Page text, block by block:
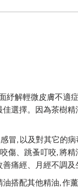
解輕微皮膚不適
選擇。因為茶樹
冒, 以及對其它的
、跳蚤叮咬, 將
痛經、月經不調及
搭配其他精油, 作